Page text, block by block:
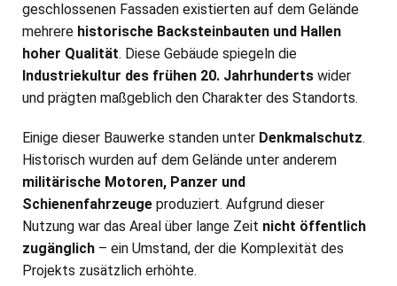
geschlossenen Fassaden existierten auf dem Gelände
mehrere historische Backsteinbauten und Hallen
hoher Qualität. Diese Gebäude spiegeln die
Industriekultur des frühen 20. Jahrhunderts wider
und prägten maßgeblich den Charakter des Standorts.
Einige dieser Bauwerke standen unter Denkmalschutz.
Historisch wurden auf dem Gelände unter anderem
militärische Motoren, Panzer und
Schienenfahrzeuge produziert. Aufgrund dieser
Nutzung war das Areal über lange Zeit nicht öffentlich
zugänglich – ein Umstand, der die Komplexität des
Projekts zusätzlich erhöhte.